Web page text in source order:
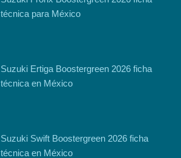
técnica para México
Suzuki Ertiga Boostergreen 2026 ficha
técnica en México
Suzuki Swift Boostergreen 2026 ficha
técnica en México